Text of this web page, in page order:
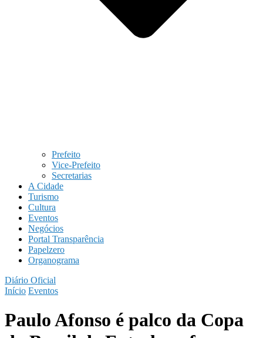
Prefeito
Vice-Prefeito
Secretarias
A Cidade
Turismo
Cultura
Eventos
Negócios
Portal Transparência
Papelzero
Organograma
Diário Oficial
Início Eventos
Paulo Afonso é palco da Copa